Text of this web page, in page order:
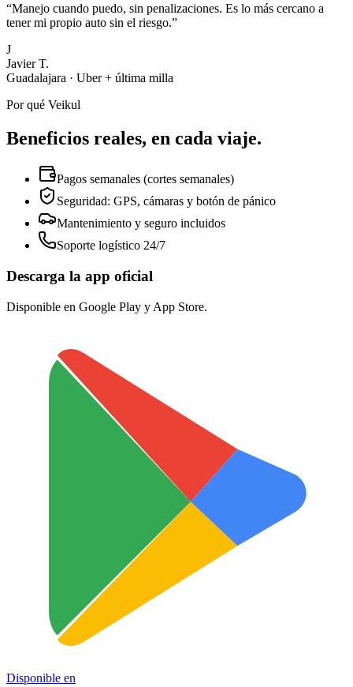
“Manejo cuando puedo, sin penalizaciones. Es lo más cercano a
tener mi propio auto sin el riesgo.”
J
Javier T.
Guadalajara · Uber + última milla
Por qué Veikul
Beneficios reales, en cada viaje.
Pagos semanales (cortes semanales)
Seguridad: GPS, cámaras y botón de pánico
Mantenimiento y seguro incluidos
Soporte logístico 24/7
Descarga la app oficial
Disponible en Google Play y App Store.
Disponible en